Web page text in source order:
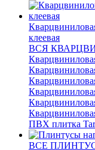
клеевая
ВСЯ
ПВХ плитка
ВСЕ